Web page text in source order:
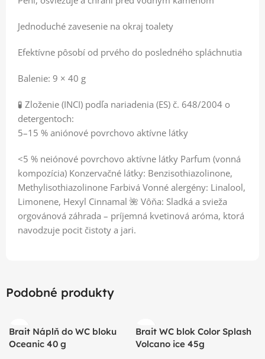
Jednoduché zavesenie na okraj toalety
Efektívne pôsobí od prvého do posledného spláchnutia
Balenie: 9 × 40 g
🧪 Zloženie (INCI) podľa nariadenia (ES) č. 648/2004 o
detergentoch:
5–15 % aniónové povrchovo aktívne látky
<5 % neiónové povrchovo aktívne látky Parfum (vonná
kompozícia) Konzervačné látky: Benzisothiazolinone,
Methylisothiazolinone Farbivá Vonné alergény: Linalool,
Limonene, Hexyl Cinnamal 🌺 Vôňa: Sladká a svieža
orgovánová záhrada – príjemná kvetinová aróma, ktorá
navodzuje pocit čistoty a jari.
Podobné produkty
Brait Náplň do WC bloku
Oceanic 40 g
Brait WC blok Color Splash
Volcano ice 45g